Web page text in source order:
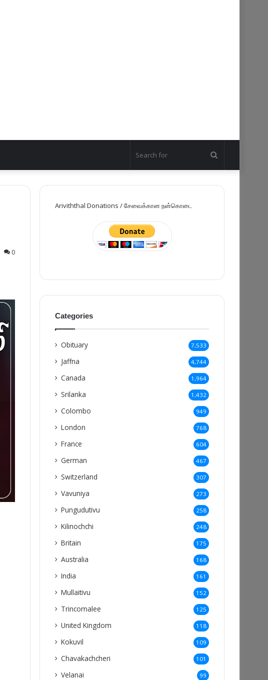
for
0
Ariviththal Donations / சேவைக்கான நன்கொடை
Categories
Obituary 7,533
Jaffna 4,744
Canada 1,964
Srilanka 1,432
Colombo 949
London 768
France 604
German 467
Switzerland 307
Vavuniya 273
Pungudutivu 258
Kilinochchi 248
Britain 175
Australia 168
India 161
Mullaitivu 152
Trincomalee 125
United Kingdom 118
Kokuvil 109
Chavakachcheri 101
Velanai 99